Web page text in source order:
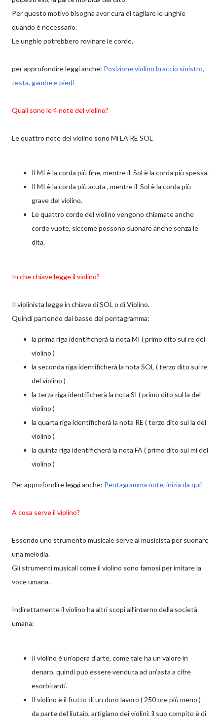
Per questo motivo bisogna aver cura di tagliare le unghie
quando è necessario.
Le unghie potrebbero rovinare le corde.
per approfondire leggi anche: Posizione violino braccio sinistro,
testa, gambe e piedi
Quali sono le 4 note del violino?
Le quattro note del violino sono Mi LA RE SOL
Il MI è la corda più fine, mentre il Sol è la corda più spessa.
Il MI è la corda più acuta , mentre il Sol è la corda più
grave del violino.
Le quattro corde del violino vengono chiamate anche
corde vuote, siccome possono suonare anche senza le
dita.
In che chiave legge il violino?
Il violinista legge in chiave di SOL o di Violino.
Quindi partendo dal basso del pentagramma:
la prima riga identificherà la nota MI ( primo dito sul re del
violino )
la seconda riga identificherà la nota SOL ( terzo dito sul re
del violino )
la terza riga identificherà la nota SI ( primo dito sul la del
violino )
la quarta riga identificherà la nota RE ( terzo dito sul la del
violino )
la quinta riga identificherà la nota FA ( primo dito sul mi del
violino )
Per approfondire leggi anche: Pentagramma note, inizia da qui!
A cosa serve il violino?
Essendo uno strumento musicale serve al musicista per suonare
una melodia.
Gli strumenti musicali come il violino sono famosi per imitare la
voce umana.
Indirettamente il violino ha altri scopi all’interno della società
umana:
Il violino è un’opera d’arte, come tale ha un valore in
denaro, quindi può essere venduta ad un’asta a cifre
esorbitanti.
Il violino è il frutto di un duro lavoro ( 250 ore più meno )
da parte del liutaio, artigiano dei violini: il suo compito è di